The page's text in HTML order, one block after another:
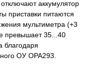
аккумулятор
приставки питаются
мультиметра (+3
превышает 35...40
благодаря
ОУ OPA293.